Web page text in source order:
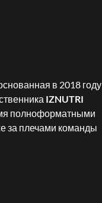
в 2018 году
IZNUTRI
полноформатными
за плечами команды